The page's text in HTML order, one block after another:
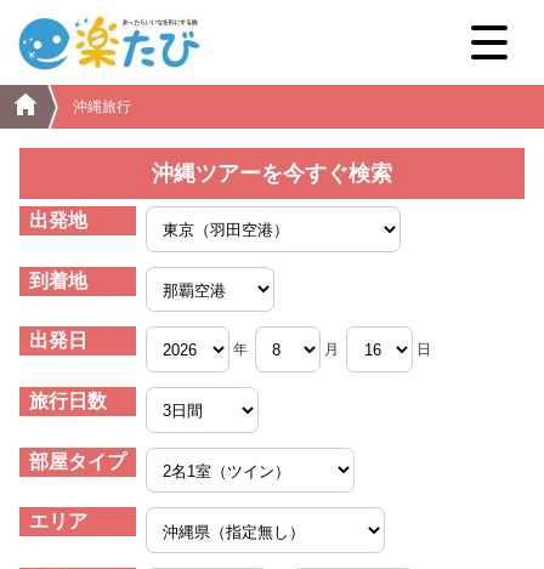
沖縄旅行
沖縄ツアーを今すぐ検索
出発地
到着地
出発日 年 月 日
旅行日数
部屋タイプ
エリア